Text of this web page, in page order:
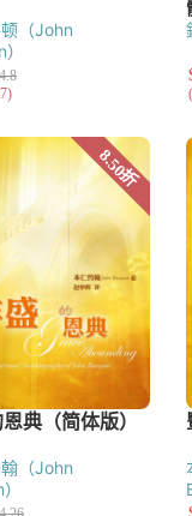
社会责任
崇拜、音乐与艺术
辅导
教会治理
讲道
小组与团契
门徒造就
福音布道
类
儿童
诗歌
小说
书
（John
（John